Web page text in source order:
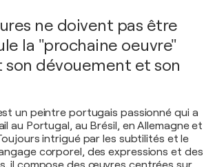
ne doivent pas être
la "prochaine oeuvre"
dévouement et son
un peintre portugais passionné qui a
au Portugal, au Brésil, en Allemagne et
intrigué par les subtilités et le
corporel, des expressions et des